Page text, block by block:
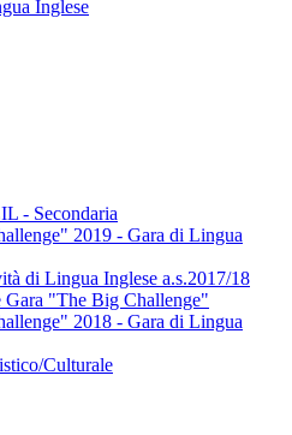
Inglese
- Secondaria
2019 - Gara di Lingua
di Lingua Inglese a.s.2017/18
Gara "The Big Challenge"
2018 - Gara di Lingua
Culturale